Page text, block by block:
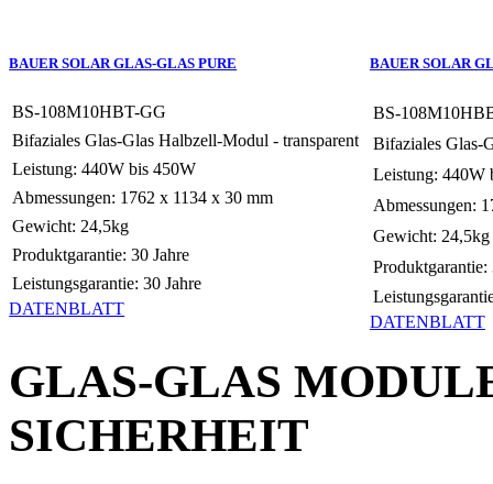
BAUER SOLAR GLAS-GLAS PURE
BS-108M10HBT-GG
Bifaziales Glas-Glas Halbzell-Modul - transparent
Leistung: 440W bis 450W
Abmessungen: 1762 x 1134 x 30 mm
Gewicht: 24,5kg
Produktgarantie: 30 Jahre
Leistungsgarantie: 30 Jahre
DATENBLATT
BAUER SOLAR
BS-
Bifaziales Glas-
Leistung: 440W
Abmessungen:
Gewicht: 24,5kg
Produktgarantie:
DATENBLATT
GLAS-GLAS
SICHERHEIT